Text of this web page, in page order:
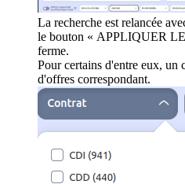
La recherche est relancée
le bouton « APPLIQUER
ferme.
Pour certains d'entre eux, un
d'offres correspondant.